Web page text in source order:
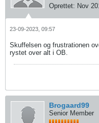
Oprettet: Nov
23-09-2023, 09:57
Skuffelsen og frustrationen
rystet over alt i OB.
Brogaard99
Senior Member